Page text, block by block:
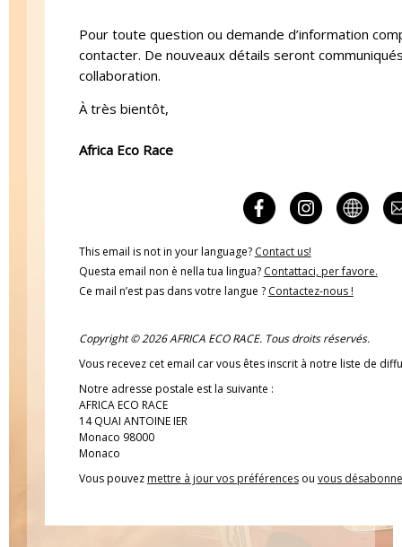
Pour toute question ou demande d’information
contacter. De nouveaux détails seront
collaboration.
À très bientôt,
Africa Eco Race
This email is not in your language? Contact us!
Questa email non è nella tua lingua? Contattaci, per favore.
Ce mail n’est pas dans votre langue ? Contactez-nous !
Copyright © 2026 AFRICA ECO RACE. Tous droits réservés.
Vous recevez cet email car vous êtes inscrit à notre liste de
Notre adresse postale est la suivante :
AFRICA ECO RACE
14 QUAI ANTOINE IER
Monaco 98000
Monaco
Vous pouvez mettre à jour vos préférencesou vous